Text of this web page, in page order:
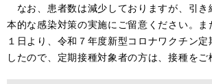
なお、患者数は減少しておりますが、引き
本的な感染対策の実施にご留意ください。ま
１日より、令和７年度新型コロナワクチン定
したので、定期接種対象者の方は、接種をご